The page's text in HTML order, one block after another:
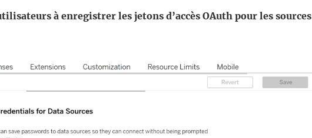
à enregistrer les jetons d’accès OAuth pour les sources